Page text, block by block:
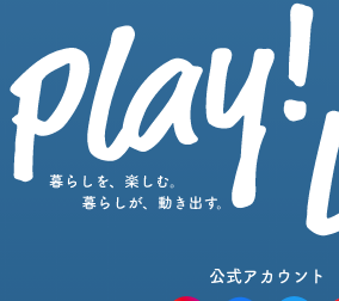
公式アカウント